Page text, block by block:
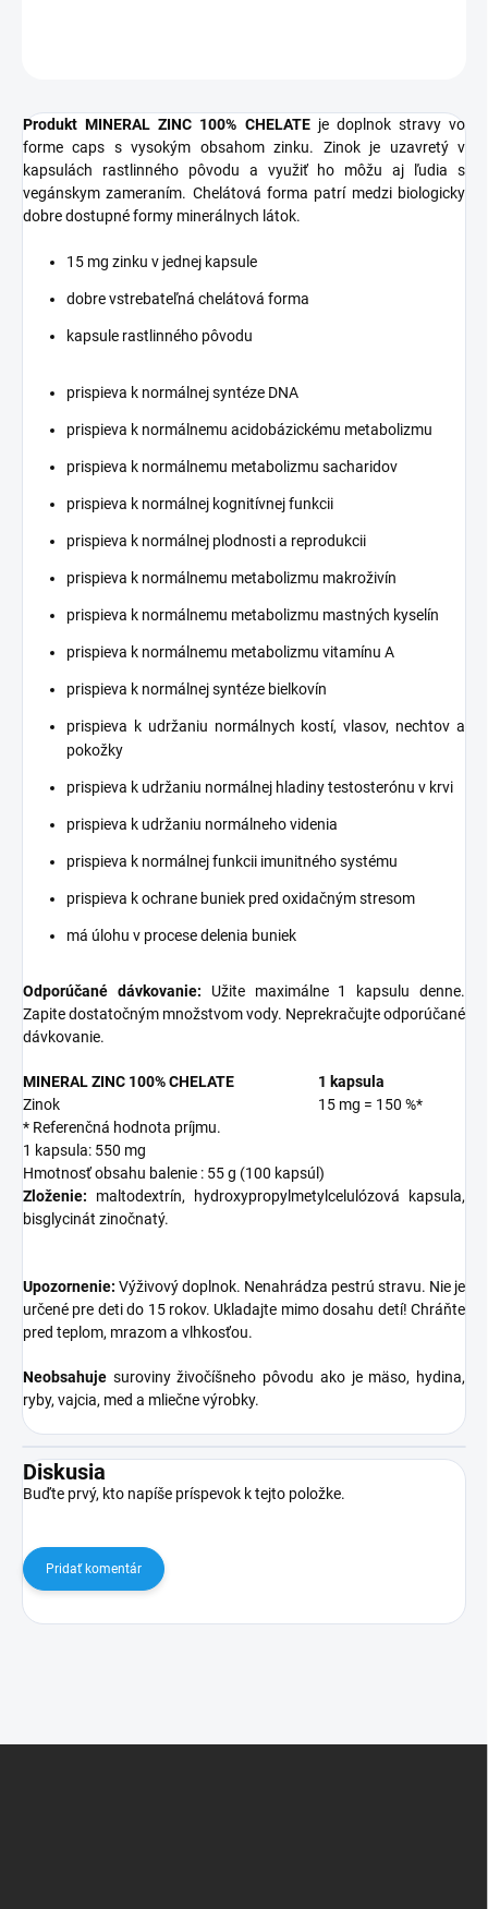
Produkt MINERAL ZINC 100% CHELATEje doplnok stravy vo
forme caps s vysokým obsahom zinku. Zinok je uzavretý v
kapsulách rastlinného pôvodu a využiť ho môžu aj ľudia s
vegánskym zameraním. Chelátová forma patrí medzi biologicky
dobre dostupné formy minerálnych látok.
15 mg zinku v jednej kapsule
dobre vstrebateľná chelátová forma
kapsule rastlinného pôvodu
prispieva k normálnej syntéze DNA
prispieva k normálnemu acidobázickému metabolizmu
prispieva k normálnemu metabolizmu sacharidov
prispieva k normálnej kognitívnej funkcii
prispieva k normálnej plodnosti a reprodukcii
prispieva k normálnemu metabolizmu makroživín
prispieva k normálnemu metabolizmu mastných kyselín
prispieva k normálnemu metabolizmu vitamínu A
prispieva k normálnej syntéze bielkovín
prispieva k udržaniu normálnych kostí, vlasov, nechtov a
pokožky
prispieva k udržaniu normálnej hladiny testosterónu v krvi
prispieva k udržaniu normálneho videnia
prispieva k normálnej funkcii imunitného systému
prispieva k ochrane buniek pred oxidačným stresom
má úlohu v procese delenia buniek
Odporúčané dávkovanie: Užite maximálne 1 kapsulu denne.
Zapite dostatočným množstvom vody. Neprekračujte odporúčané
dávkovanie.
MINERAL ZINC 100% CHELATE
1 kapsula
Zinok
15 mg = 150 %*
* Referenčná hodnota príjmu.
1 kapsula: 550 mg
Hmotnosť obsahu balenie : 55 g (100 kapsúl)
Zloženie: maltodextrín, hydroxypropylmetylcelulózová kapsula,
bisglycinát zinočnatý.
Upozornenie: Výživový doplnok. Nenahrádza pestrú stravu. Nie je
určené pre deti do 15 rokov. Ukladajte mimo dosahu detí! Chráňte
pred teplom, mrazom a vlhkosťou.
Neobsahuje suroviny živočíšneho pôvodu ako je mäso, hydina,
ryby, vajcia, med a mliečne výrobky.
Diskusia
Buďte prvý, kto napíše príspevok k tejto položke.
Pridať komentár